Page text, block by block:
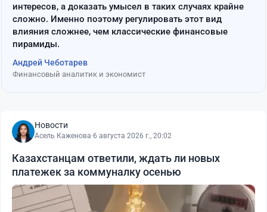
интересов, а доказать умысел в таких случаях крайне
сложно. Именно поэтому регулировать этот вид
влияния сложнее, чем классические финансовые
пирамиды.
Андрей Чеботарев
Финансовый аналитик и экономист
Новости
Асель Каженова·6 августа 2026 г., 20:02
Казахстанцам ответили, ждать ли новых
платежек за коммуналку осенью